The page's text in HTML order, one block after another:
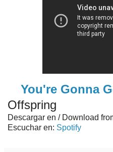
You're Gonna
Offspring
Descargar en / Download
Escuchar en: Spotify